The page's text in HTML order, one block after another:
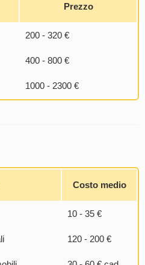
Prezzo
200 - 320 €
400 - 800 €
1000 - 2300 €
Costo medio
10 - 35 €
120 - 200 €